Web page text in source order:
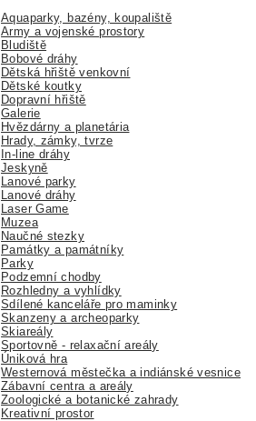
Aquaparky, bazény, koupaliště
Army a vojenské prostory
Bludiště
Bobové dráhy
Dětská hřiště venkovní
Dětské koutky
Dopravní hřiště
Galerie
Hvězdárny a planetária
Hrady, zámky, tvrze
In-line dráhy
Jeskyně
Lanové parky
Lanové dráhy
Laser Game
Muzea
Naučné stezky
Památky a památníky
Parky
Podzemní chodby
Rozhledny a vyhlídky
Sdílené kanceláře pro maminky
Skanzeny a archeoparky
Skiareály
Sportovně - relaxační areály
Úniková hra
Westernová městečka a indiánské vesnice
Zábavní centra a areály
Zoologické a botanické zahrady
Kreativní prostor